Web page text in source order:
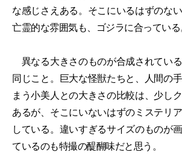
な感じさえある。そこにいるはずのな
亡霊的な雰囲気も、ゴジラに合っている
異なる大きさのものが合成されてい
同じこと。巨大な怪獣たちと、人間の
まう小美人との大きさの比較は、少し
あるが、そこにいないはずのミステリ
している。違いすぎるサイズのものが
ているのも特撮の醍醐味だと思う。